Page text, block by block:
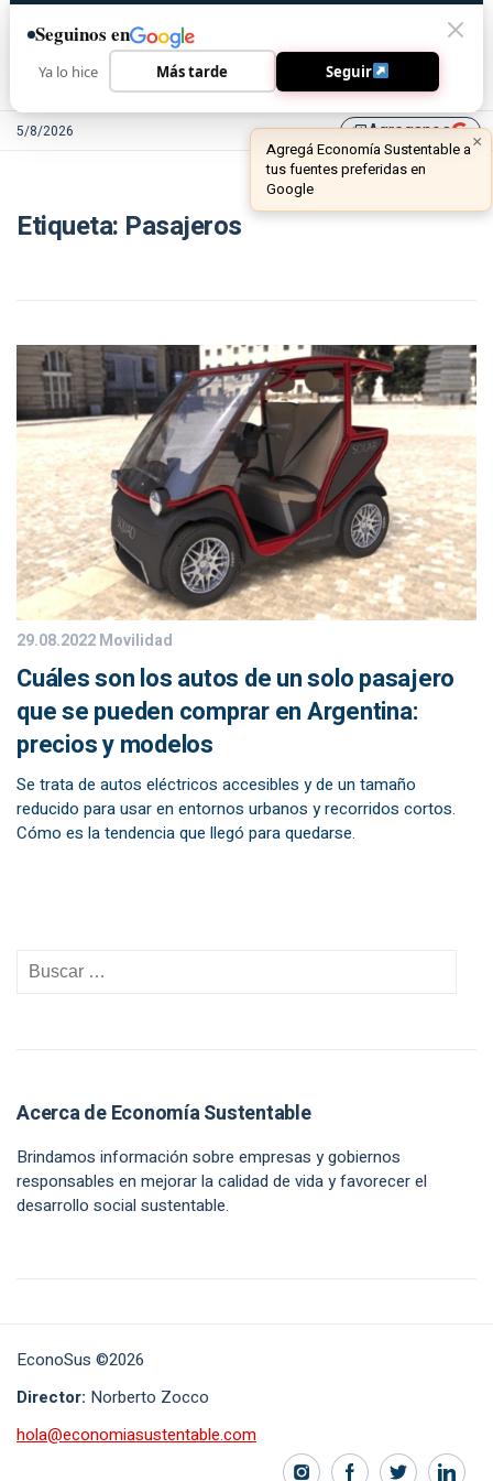
5/8/2026 library_addAgreganos ×
Agregá Economía Sustentable a
tus fuentes preferidas en
Google
Etiqueta: Pasajeros
29.08.2022Movilidad
Cuáles son los autos de un solo pasajero
que se pueden comprar en Argentina:
precios y modelos
Se trata de autos eléctricos accesibles y de un tamaño
reducido para usar en entornos urbanos y recorridos cortos.
Cómo es la tendencia que llegó para quedarse.
Acerca de Economía Sustentable
Brindamos información sobre empresas y gobiernos
responsables en mejorar la calidad de vida y favorecer el
desarrollo social sustentable.
EconoSus ©2026
Director: Norberto Zocco
hola@economiasustentable.com
Seguinos en
Ya lo hice Más tarde Seguir